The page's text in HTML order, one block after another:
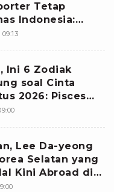
Tetap
Indonesia:
Ini 6 Zodiak
soal Cinta
2026: Pisces
Lee Da-yeong
Selatan yang
Kini Abroad di